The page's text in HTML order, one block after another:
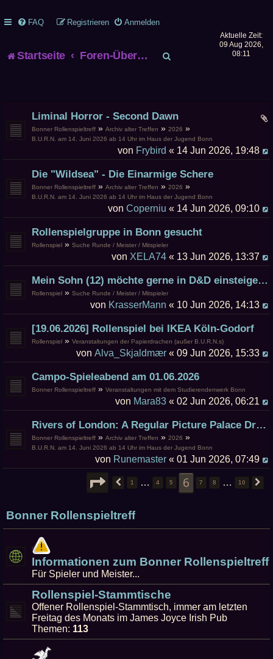
FAQ Anmelden
Registrieren
Startseite Foren-Übersicht
h
e
Aktuelle Zeit:
09 Aug 2026,
08:11
Liminal Horror - Second Dawn
Bonner Rollenspieltreff » Archiv alter Treffen » 2026 »
B.U.R.N. am 14. Juni 2026 ab 14 Uhr im Haus der Jugend Bonn
von Frybird « 14 Jun 2026, 19:48
Die "Wildsea" - Die Einarmige Schere
Bonner Rollenspieltreff » Archiv alter Treffen » 2026 »
B.U.R.N. am 14. Juni 2026 ab 14 Uhr im Haus der Jugend Bonn
vonCoperniu « 14 Jun 2026, 09:10
Rollenspielgruppe in Bonn gesucht
Rollenspiel » Suche Runde / Meister / Mitspieler
von XELA74 « 13 Jun 2026, 13:37
Mein Sohn (12) möchte gerne in D&D einsteigen.....
Rollenspiel » Suche Runde / Meister / Mitspieler
von KrasserMann « 10 Jun 2026, 14:13
[19.06.2026] Rollenspiel bei IKEA Köln-Godorf
Rollenspiel » Veranstaltungen der Papierdrachen (außer B.U.R.N.s)
vonAlva_Skjaldmær « 09 Jun 2026, 15:33
Campo-Spieleabend am 01.06.2026
Bonner Rollenspieltreff » Veranstaltungen mit dem Studierendenwerk Bonn
von Mara83 « 02 Jun 2026, 06:21
Rivers of London: A Regular Picture Palace Drama
Bonner Rollenspieltreff » Archiv alter Treffen » 2026 »
B.U.R.N. am 14. Juni 2026 ab 14 Uhr im Haus der Jugend Bonn
von Runemaster « 01 Jun 2026, 07:49
SEITE
VORHERIGE
1 … 4 5 6 7 8 … 10
Bonner Rollenspieltreff
Informationen zum Bonner Rollenspieltreff
Für Spieler und Meister...
Rollenspiel-Stammtische
Offener Rollenspiel-Stammtisch, immer am letzten
Freitag des Monats im James Joyce Irish Pub
Themen: 113